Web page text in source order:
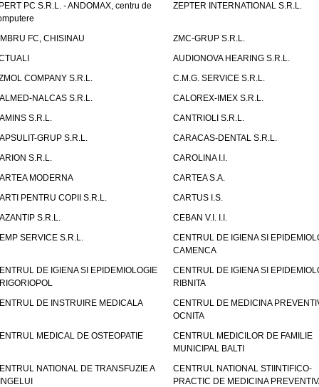
PC S.R.L. - ANDOMAX, centru de
ZEPTER INTERNATIONAL S.R.L.
FC, CHISINAU
ZMC-GRUP S.R.L.
AUDIONOVA HEARING S.R.L.
COMPANY S.R.L.
C.M.G. SERVICE S.R.L.
NALCAS S.R.L.
CALOREX-IMEX S.R.L.
S.R.L.
CANTRIOLI S.R.L.
GRUP S.R.L.
CARACAS-DENTAL S.R.L.
S.R.L.
CAROLINA I.I.
MODERNA
CARTEA S.A.
PENTRU COPII S.R.L.
CARTUS I.S.
S.R.L.
CEBAN V.I. I.I.
SERVICE S.R.L.
CENTRUL DE IGIENA SI
CAMENCA
DE IGIENA SI EPIDEMIOLOGIE
CENTRUL DE IGIENA SI
RIBNITA
DE INSTRUIRE MEDICALA
CENTRUL DE MEDICINA
OCNITA
MEDICAL DE OSTEOPATIE
CENTRUL MEDICILOR DE FAMILIE
MUNICIPAL BALTI
NATIONAL DE TRANSFUZIE A
CENTRUL NATIONAL STIINTIFICO-
PRACTIC DE MEDICINA